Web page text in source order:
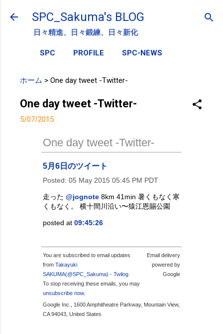
スキップしてメイン コンテンツに移動
SPC_Sakuma's BLOG
日々精進、日々鍛練、日々新化
SPC PROFILE SPC-NEWS
ホーム > One day tweet -Twitter-
One day tweet -Twitter-
5/07/2015
One day tweet -Twitter-
5月6日のツイート
Posted: 05 May 2015 05:45 PM PDT
走った @jognote 8km 41min 暑くもなく寒
くもなく。 横十間川沿い〜猿江恩賜公園
posted at 09:45:26
You are subscribed to email updates
from Takayuki
SAKUMA(@SPC_Sakuma) - Twilog
To stop receiving these emails, you may
unsubscribe now.
Email delivery
powered by
Google
Google Inc., 1600 Amphitheatre Parkway, Mountain View,
CA 94043, United States